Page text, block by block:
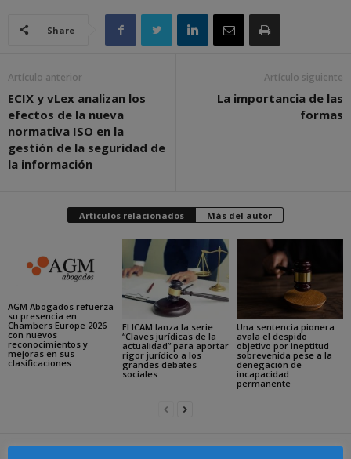
Share
Artículo anterior
ECIX y vLex analizan los
efectos de la nueva
normativa ISO en la
gestión de la seguridad de
la información
Artículo siguiente
La importancia de las
formas
Artículos relacionados Más del autor
AGM Abogados refuerza
su presencia en
Chambers Europe 2026
con nuevos
reconocimientos y
mejoras en sus
clasificaciones
El ICAM lanza la serie
“Claves jurídicas de la
actualidad” para aportar
rigor jurídico a los
grandes debates
sociales
Una sentencia pionera
avala el despido
objetivo por ineptitud
sobrevenida pese a la
denegación de
incapacidad
permanente
Dejar una respuesta